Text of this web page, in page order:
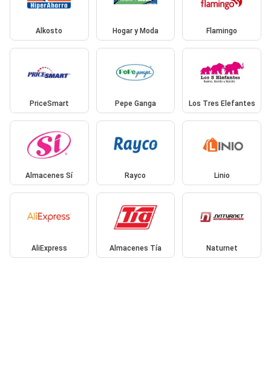
Alkosto Hogar y Moda Flamingo
PriceSmart Pepe Ganga Los Tres Elefantes
Almacenes Sí Rayco Linio
AliExpress Almacenes Tía Naturnet